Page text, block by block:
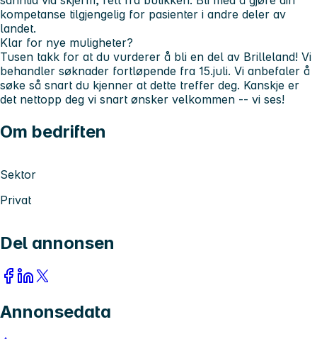
kompetanse tilgjengelig for pasienter i andre deler av
landet.
Klar for nye muligheter?
Tusen takk for at du vurderer å bli en del av Brilleland! Vi
behandler søknader fortløpende fra 15.juli. Vi anbefaler å
søke så snart du kjenner at dette treffer deg. Kanskje er
det nettopp deg vi snart ønsker velkommen -- vi ses!
Om bedriften
Sektor
Privat
Del annonsen
Annonsedata